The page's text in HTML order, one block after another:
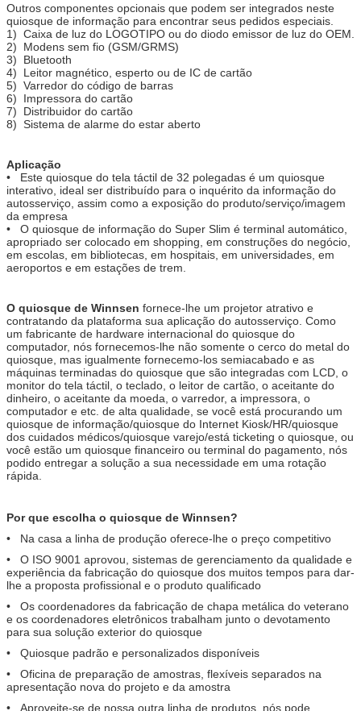
Outros componentes opcionais que podem ser integrados neste
quiosque de informação para encontrar seus pedidos especiais.
1) Caixa de luz do LOGOTIPO ou do diodo emissor de luz do OEM.
2) Modens sem fio (GSM/GRMS)
3) Bluetooth
4) Leitor magnético, esperto ou de IC de cartão
5) Varredor do código de barras
6) Impressora do cartão
7) Distribuidor do cartão
8) Sistema de alarme do estar aberto
Aplicação
• Este quiosque do tela táctil de 32 polegadas é um quiosque
interativo, ideal ser distribuído para o inquérito da informação do
autosserviço, assim como a exposição do produto/serviço/imagem
da empresa
• O quiosque de informação do Super Slim é terminal automático,
apropriado ser colocado em shopping, em construções do negócio,
em escolas, em bibliotecas, em hospitais, em universidades, em
aeroportos e em estações de trem.
O quiosque de Winnsen fornece-lhe um projetor atrativo e
contratando da plataforma sua aplicação do autosserviço. Como
um fabricante de hardware internacional do quiosque do
computador, nós fornecemos-lhe não somente o cerco do metal do
quiosque, mas igualmente fornecemo-los semiacabado e as
máquinas terminadas do quiosque que são integradas com LCD, o
monitor do tela táctil, o teclado, o leitor de cartão, o aceitante do
dinheiro, o aceitante da moeda, o varredor, a impressora, o
computador e etc. de alta qualidade, se você está procurando um
quiosque de informação/quiosque do Internet Kiosk/HR/quiosque
dos cuidados médicos/quiosque varejo/está ticketing o quiosque, ou
você estão um quiosque financeiro ou terminal do pagamento, nós
podido entregar a solução a sua necessidade em uma rotação
rápida.
Por que escolha o quiosque de Winnsen?
• Na casa a linha de produção oferece-lhe o preço competitivo
• O ISO 9001 aprovou, sistemas de gerenciamento da qualidade e
experiência da fabricação do quiosque dos muitos tempos para dar-
lhe a proposta profissional e o produto qualificado
• Os coordenadores da fabricação de chapa metálica do veterano
e os coordenadores eletrônicos trabalham junto o devotamento
para sua solução exterior do quiosque
• Quiosque padrão e personalizados disponíveis
• Oficina de preparação de amostras, flexíveis separados na
apresentação nova do projeto e da amostra
• Aproveite-se de nossa outra linha de produtos, nós pode